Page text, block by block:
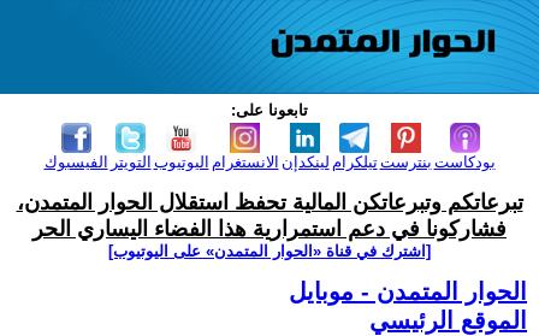
تابعونا على:
الفيسبوك التويتر اليوتيوب الانستغرام لينكدإن تيلكرامبنترست بودكاست
تبرعاتكم وتبرعاتكن المالية تحفظ استقلال الحوار المتمدن،
فشاركونا في دعم استمرارية هذا الفضاء اليساري الحر
[اشترك في قناة ‫«الحوار المتمدن» على اليوتيوب]
الحوار المتمدن - موبايل
الموقع الرئيسي